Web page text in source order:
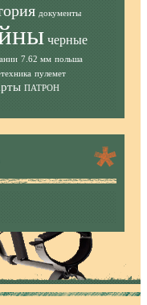
документы
черные
7.62 мм польша
пулемет
ПАТРОН